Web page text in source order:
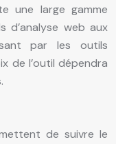
une large gamme
d’analyse web aux
par les outils
de l’outil dépendra
de suivre le